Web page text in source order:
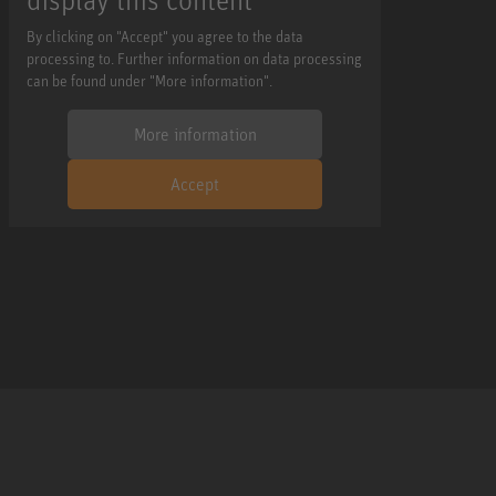
By clicking on "Accept" you agree to the data
processing to. Further information on data processing
can be found under "More information".
More information
Accept